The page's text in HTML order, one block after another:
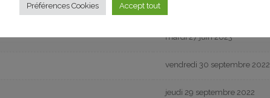
mardi 27 juin 2023
vendredi 30 septembre 2022
jeudi 29 septembre 2022
Préférences Cookies Accept tout